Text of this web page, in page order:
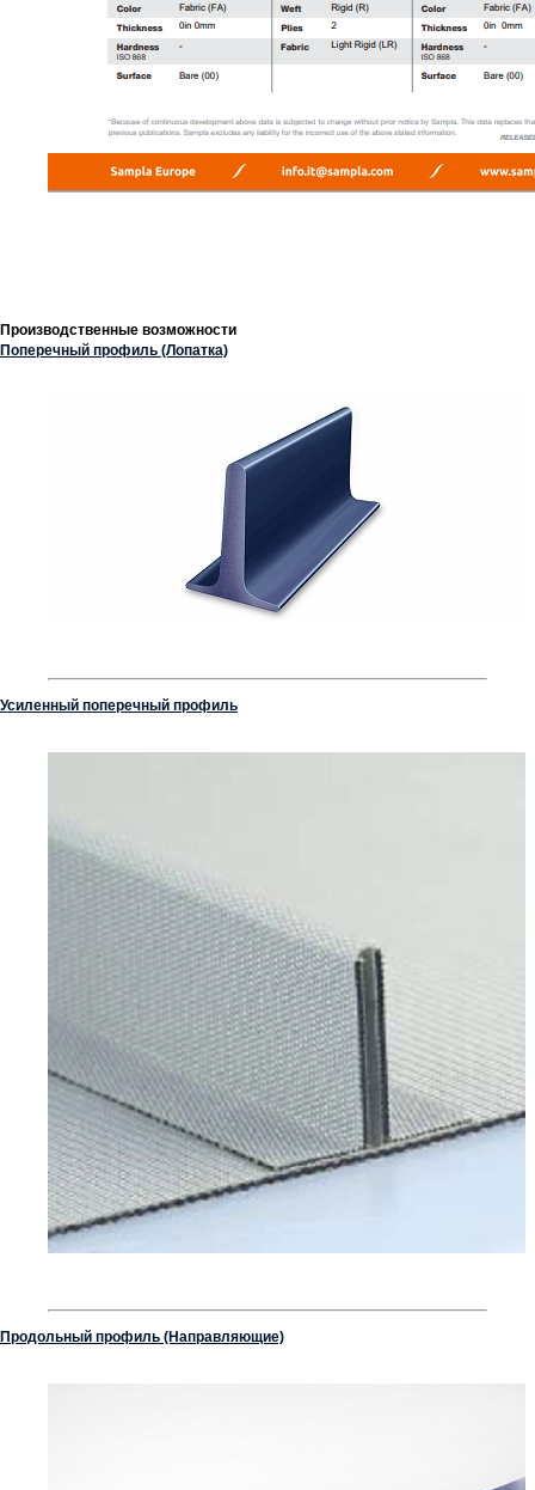
Производственные возможности
Поперечный профиль (Лопатка)
Усиленный поперечный профиль
Продольный профиль (Направляющие)